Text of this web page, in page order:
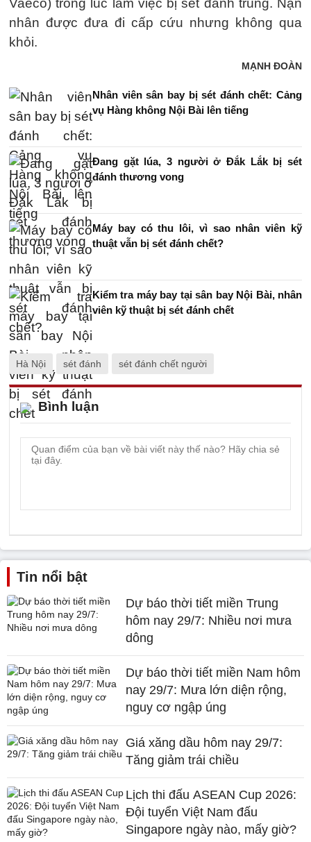
Vaeco) trong lúc làm việc bị sét đánh trúng. Nạn
nhân được đưa đi cấp cứu nhưng không qua
khỏi.
MẠNH ĐOÀN
Nhân viên sân bay bị sét đánh chết: Cảng
vụ Hàng không Nội Bài lên tiếng
Đang gặt lúa, 3 người ở Đắk Lắk bị sét
đánh thương vong
Máy bay có thu lôi, vì sao nhân viên kỹ
thuật vẫn bị sét đánh chết?
Kiểm tra máy bay tại sân bay Nội Bài, nhân
viên kỹ thuật bị sét đánh chết
Hà Nội sét đánh sét đánh chết người
Bình luận
Tin nổi bật
Dự báo thời tiết miền Trung
hôm nay 29/7: Nhiều nơi mưa
dông
Dự báo thời tiết miền Nam hôm
nay 29/7: Mưa lớn diện rộng,
nguy cơ ngập úng
Giá xăng dầu hôm nay 29/7:
Tăng giảm trái chiều
Lịch thi đấu ASEAN Cup 2026:
Đội tuyển Việt Nam đấu
Singapore ngày nào, mấy giờ?